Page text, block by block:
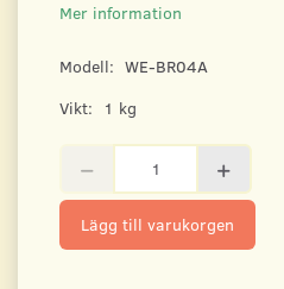
Mer information
Modell: WE-BR04A
Vikt:
1 kg
Lägg till varukorgen